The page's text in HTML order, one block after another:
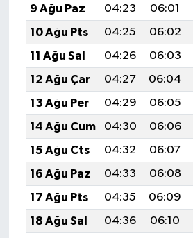
9 Ağu Paz
04:23 06:01
10 Ağu Pts
04:25 06:02
11 Ağu Sal
04:26 06:03
12 Ağu Çar
04:27 06:04
13 Ağu Per
04:29 06:05
14 Ağu Cum
04:30 06:06
15 Ağu Cts
04:32 06:07
16 Ağu Paz
04:33 06:08
17 Ağu Pts
04:35 06:09
18 Ağu Sal
04:36 06:10
Resmi İlanlar
SAĞLIK
Savaştepe
SEYAHAT
SİYASET
Sındırgı
SPOR